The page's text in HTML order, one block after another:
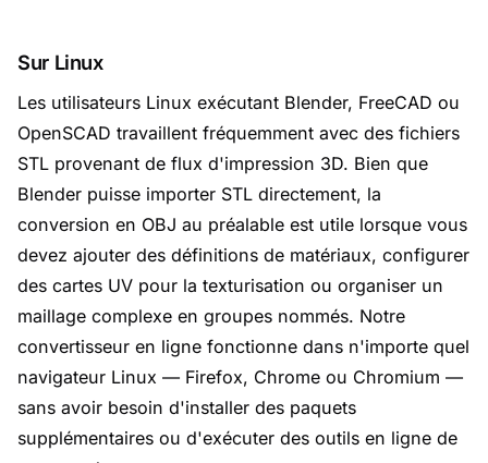
Sur Linux
Les utilisateurs Linux exécutant Blender, FreeCAD ou
OpenSCAD travaillent fréquemment avec des fichiers
STL provenant de flux d'impression 3D. Bien que
Blender puisse importer STL directement, la
conversion en OBJ au préalable est utile lorsque vous
devez ajouter des définitions de matériaux, configurer
des cartes UV pour la texturisation ou organiser un
maillage complexe en groupes nommés. Notre
convertisseur en ligne fonctionne dans n'importe quel
navigateur Linux — Firefox, Chrome ou Chromium —
sans avoir besoin d'installer des paquets
supplémentaires ou d'exécuter des outils en ligne de